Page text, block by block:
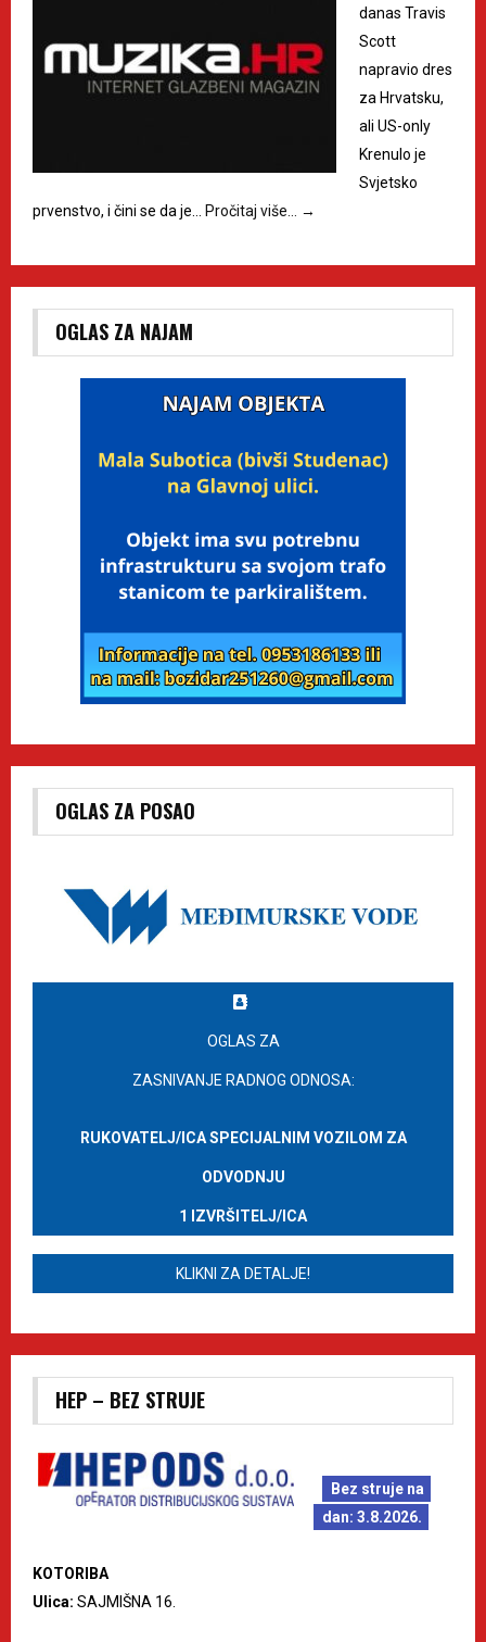
danas Travis
Scott
napravio dres
za Hrvatsku,
ali US-only
Krenulo je
Svjetsko
prvenstvo, i čini se da je…
Pročitaj više… →
OGLAS ZA NAJAM
OGLAS ZA POSAO
OGLAS ZA
ZASNIVANJE RADNOG ODNOSA:
RUKOVATELJ/ICA SPECIJALNIM VOZILOM ZA
ODVODNJU
1 IZVRŠITELJ/ICA
KLIKNI ZA DETALJE!
HEP – BEZ STRUJE
Bez struje na
dan: 3.8.2026.
KOTORIBA
Ulica: SAJMIŠNA 16.